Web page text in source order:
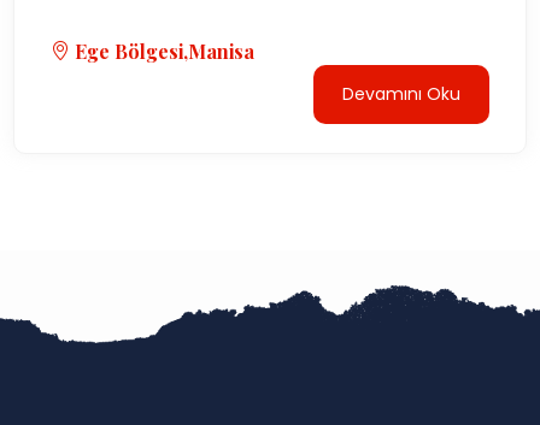
Ege Bölgesi,Manisa
Devamını Oku